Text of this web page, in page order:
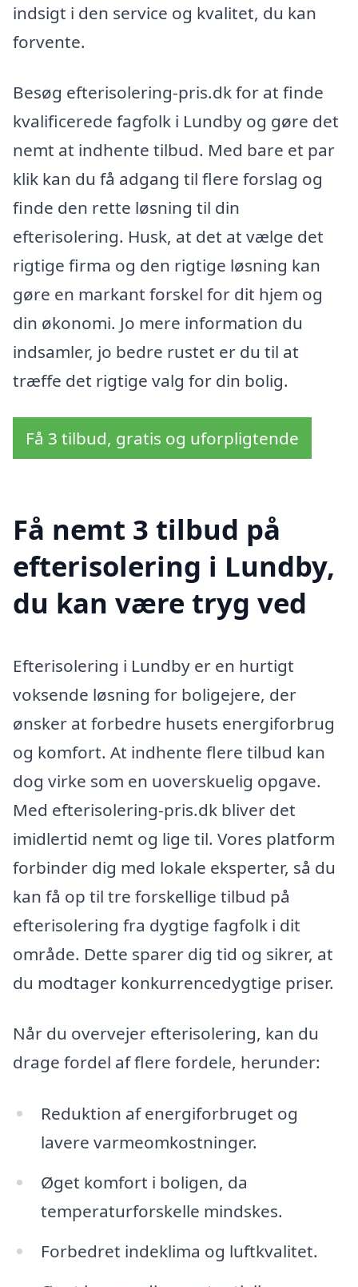
indsigt i den service og kvalitet, du kan
forvente.
Besøg efterisolering-pris.dk for at finde
kvalificerede fagfolk i Lundby og gøre det
nemt at indhente tilbud. Med bare et par
klik kan du få adgang til flere forslag og
finde den rette løsning til din
efterisolering. Husk, at det at vælge det
rigtige firma og den rigtige løsning kan
gøre en markant forskel for dit hjem og
din økonomi. Jo mere information du
indsamler, jo bedre rustet er du til at
træffe det rigtige valg for din bolig.
Få 3 tilbud, gratis og uforpligtende
Få nemt 3 tilbud på
efterisolering i Lundby,
du kan være tryg ved
Efterisolering i Lundby er en hurtigt
voksende løsning for boligejere, der
ønsker at forbedre husets energiforbrug
og komfort. At indhente flere tilbud kan
dog virke som en uoverskuelig opgave.
Med efterisolering-pris.dk bliver det
imidlertid nemt og lige til. Vores platform
forbinder dig med lokale eksperter, så du
kan få op til tre forskellige tilbud på
efterisolering fra dygtige fagfolk i dit
område. Dette sparer dig tid og sikrer, at
du modtager konkurrencedygtige priser.
Når du overvejer efterisolering, kan du
drage fordel af flere fordele, herunder:
Reduktion af energiforbruget og
lavere varmeomkostninger.
Øget komfort i boligen, da
temperaturforskelle mindskes.
Forbedret indeklima og luftkvalitet.